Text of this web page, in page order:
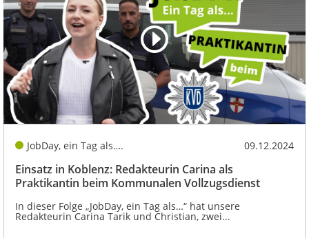
JobDay, ein Tag als…. 09.12.2024
Einsatz in Koblenz: Redakteurin Carina als
Praktikantin beim Kommunalen Vollzugsdienst
In dieser Folge „JobDay, ein Tag als…“ hat unsere
Redakteurin Carina Tarik und Christian, zwei...